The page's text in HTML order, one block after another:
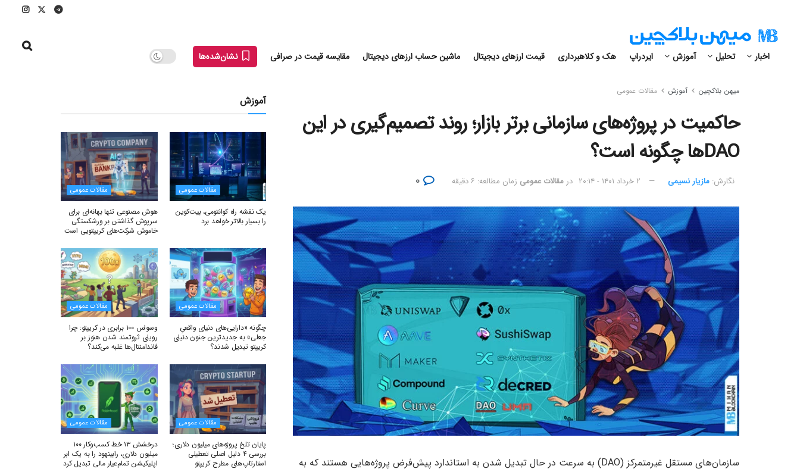
اخبار تحلیل آموزش ایردراپ هک و کلاهبرداری قیمت ارزهای دیجیتال ماشین حساب ارزهای دیجیتال مقایسه قیمت در صرافی نشان‌شده‌ها
میهن بلاکچین آموزش مقالات عمومی
حاکمیت در پروژه‌های سازمانی برتر بازار؛ روند تصمیم‌گیری در این
DAOها چگونه است؟
نگارش:‌ مازیار نسیمی ۲ خرداد ۱۴۰۱ - ۲۰:۱۴ در مقالات عمومی زمان مطالعه: ۶ دقیقه
سازمان‌های مستقل غیرمتمرکز (DAO) به سرعت در حال تبدیل شدن به استاندارد پیش‌فرض پروژه‌هایی هستند که به
آموزش
مقالات عمومی
یک نقشه راه کوانتومی، بیت‌کوین
را بسیار بالاتر خواهد برد
مقالات عمومی
هوش مصنوعی تنها بهانه‌ای برای
سرپوش گذاشتن بر ورشکستگی
خاموش شرکت‌های کریپتویی است
مقالات عمومی
چگونه «دارایی‌های دنیای واقعیِ
جعلی» به جدیدترین جنون دنیای
کریپتو تبدیل شدند؟
مقالات عمومی
وسواس ۱۰۰ برابری در کریپتو: چرا
رویای ثروتمند شدن هنوز بر
فاندامنتال‌ها غلبه می‌کند؟
مقالات عمومی
پایان تلخ پروژه‌های میلیون دلاری؛
بررسی ۴ دلیل اصلی تعطیلی
استارتاپ‌های مطرح کریپتو
مقالات عمومی
درخشش ۱۳ خط کسب‌وکار ۱۰۰
میلیون دلاری، رابینهود را به یک ابر
اپلیکیشن تمام‌عیار مالی تبدیل کرد